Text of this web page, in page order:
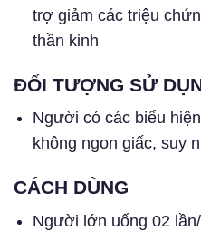
trợ giảm các triệu
thần kinh
ĐỐI TƯỢNG SỬ
Người có các biểu
không ngon giấc, suy
CÁCH DÙNG
Người lớn uống 02